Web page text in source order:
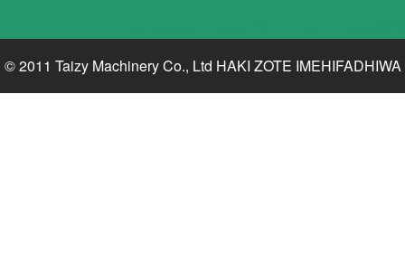
© 2011 Taizy Machinery Co., Ltd HAKI ZOTE IMEHIFADHIWA